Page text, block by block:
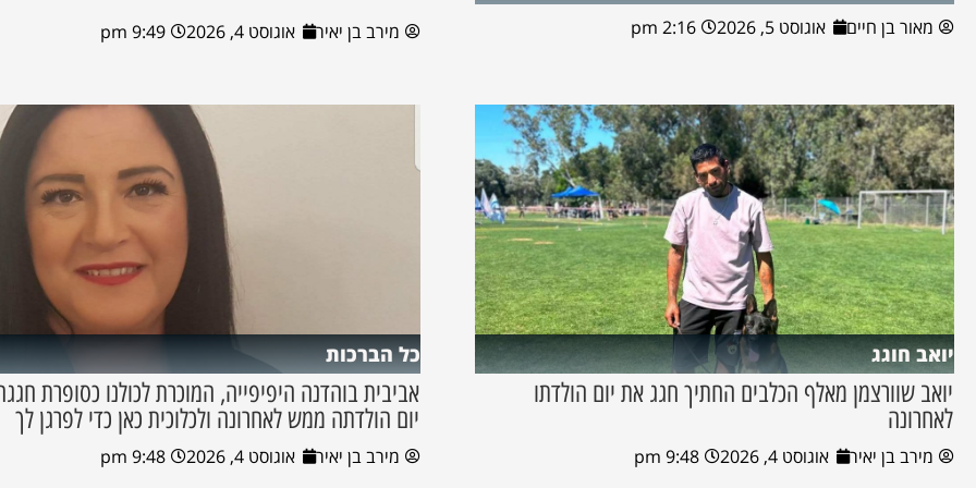
מאור בן חיים אוגוסט 5, 2026 2:16 pm מירב בן יאיר אוגוסט 4, 2026 9:49 pm
יואב חוגג
יואב שוורצמן מאלף הכלבים החתיך חגג את יום הולדתו
לאחרונה
מירב בן יאיר אוגוסט 4, 2026 9:48 pm
כל הברכות
אביבית בוהדנה היפיפייה, המוכרת לכולנו כסופרת
יום הולדתה ממש לאחרונה ולכלוכית כאן כדי לפרגן לך
מירב בן יאיר אוגוסט 4, 2026 9:48 pm